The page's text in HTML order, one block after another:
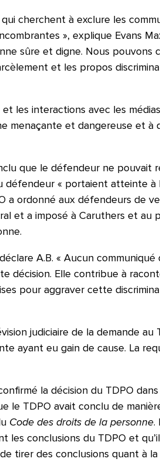
cherchent à exclure les
», explique Evans
sûre et digne. Nous pouvons
et les propos
les interactions avec les
menaçante et dangereuse et à
que le défendeur ne pouvait
défendeur « portaient atteinte à
a ordonné aux défendeurs de
et a imposé à Caruthers et au
A.B. « Aucun communiqué
décision. Elle contribue à
pour aggraver cette
judiciaire de la demande au
ayant eu gain de cause. La
la décision du TDPO dans
le TDPO avait conclu de
Code des droits de la personne.
les conclusions du TDPO et
tirer des conclusions quant à